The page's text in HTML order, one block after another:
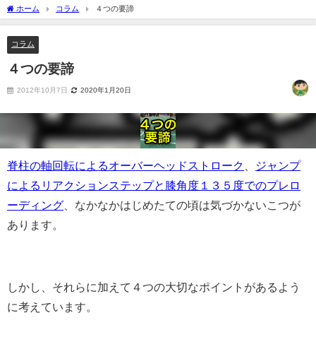
ホーム コラム ４つの要諦
コラム
４つの要諦
2012年10月7日 2020年1月20日
脊柱の軸回転によるオーバーヘッドストローク
ジャンプ
によるリアクションステップと膝角度１３５度でのプレロ
ーディング 、なかなかはじめたての頃は気づかないこつが
あります。
しかし、それらに加えて４つの大切なポイントがあるよう
に考えています。